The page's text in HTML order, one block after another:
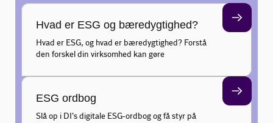
Hvad er ESG og bæredygtighed?
Hvad er ESG, og hvad er bæredygtighed? Forstå
den forskel din virksomhed kan gøre
ESG ordbog
Slå op i DI's digitale ESG-ordbog og få styr på